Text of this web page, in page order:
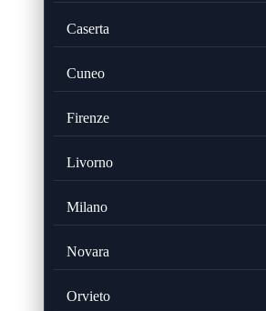
Caserta
Cuneo
Firenze
Livorno
Milano
Novara
Orvieto